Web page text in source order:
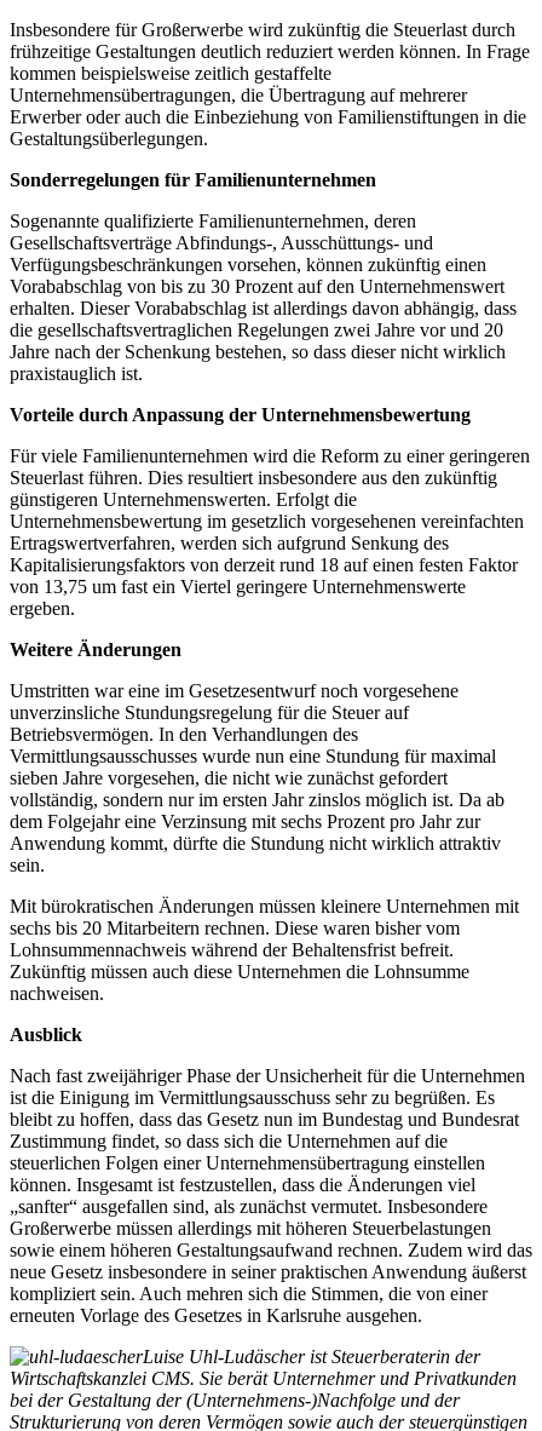
Insbesondere für Großerwerbe wird zukünftig die Steuerlast durch
frühzeitige Gestaltungen deutlich reduziert werden können. In Frage
kommen beispielsweise zeitlich gestaffelte
Unternehmensübertragungen, die Übertragung auf mehrerer
Erwerber oder auch die Einbeziehung von Familienstiftungen in die
Gestaltungsüberlegungen.
Sonderregelungen für Familienunternehmen
Sogenannte qualifizierte Familienunternehmen, deren
Gesellschaftsverträge Abfindungs-, Ausschüttungs- und
Verfügungsbeschränkungen vorsehen, können zukünftig einen
Vorababschlag von bis zu 30 Prozent auf den Unternehmenswert
erhalten. Dieser Vorababschlag ist allerdings davon abhängig, dass
die gesellschaftsvertraglichen Regelungen zwei Jahre vor und 20
Jahre nach der Schenkung bestehen, so dass dieser nicht wirklich
praxistauglich ist.
Vorteile durch Anpassung der Unternehmensbewertung
Für viele Familienunternehmen wird die Reform zu einer geringeren
Steuerlast führen. Dies resultiert insbesondere aus den zukünftig
günstigeren Unternehmenswerten. Erfolgt die
Unternehmensbewertung im gesetzlich vorgesehenen vereinfachten
Ertragswertverfahren, werden sich aufgrund Senkung des
Kapitalisierungsfaktors von derzeit rund 18 auf einen festen Faktor
von 13,75 um fast ein Viertel geringere Unternehmenswerte
ergeben.
Weitere Änderungen
Umstritten war eine im Gesetzesentwurf noch vorgesehene
unverzinsliche Stundungsregelung für die Steuer auf
Betriebsvermögen. In den Verhandlungen des
Vermittlungsausschusses wurde nun eine Stundung für maximal
sieben Jahre vorgesehen, die nicht wie zunächst gefordert
vollständig, sondern nur im ersten Jahr zinslos möglich ist. Da ab
dem Folgejahr eine Verzinsung mit sechs Prozent pro Jahr zur
Anwendung kommt, dürfte die Stundung nicht wirklich attraktiv
sein.
Mit bürokratischen Änderungen müssen kleinere Unternehmen mit
sechs bis 20 Mitarbeitern rechnen. Diese waren bisher vom
Lohnsummennachweis während der Behaltensfrist befreit.
Zukünftig müssen auch diese Unternehmen die Lohnsumme
nachweisen.
Ausblick
Nach fast zweijähriger Phase der Unsicherheit für die Unternehmen
ist die Einigung im Vermittlungsausschuss sehr zu begrüßen. Es
bleibt zu hoffen, dass das Gesetz nun im Bundestag und Bundesrat
Zustimmung findet, so dass sich die Unternehmen auf die
steuerlichen Folgen einer Unternehmensübertragung einstellen
können. Insgesamt ist festzustellen, dass die Änderungen viel
„sanfter“ ausgefallen sind, als zunächst vermutet. Insbesondere
Großerwerbe müssen allerdings mit höheren Steuerbelastungen
sowie einem höheren Gestaltungsaufwand rechnen. Zudem wird das
neue Gesetz insbesondere in seiner praktischen Anwendung äußerst
kompliziert sein. Auch mehren sich die Stimmen, die von einer
erneuten Vorlage des Gesetzes in Karlsruhe ausgehen.
Luise Uhl-Ludäscher ist Steuerberaterin der
Wirtschaftskanzlei CMS. Sie berät Unternehmer und Privatkunden
bei der Gestaltung der (Unternehmens-)Nachfolge und der
Strukturierung von deren Vermögen sowie auch der steuergünstigen